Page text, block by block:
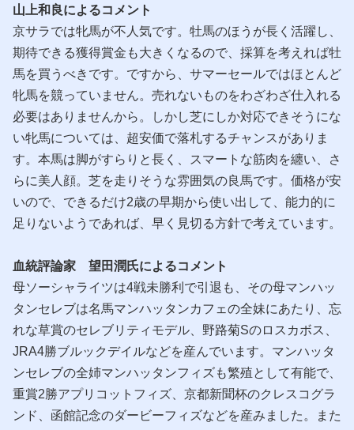
山上和良によるコメント
京サラでは牝馬が不人気です。牡馬のほうが長く活躍し、
期待できる獲得賞金も大きくなるので、採算を考えれば牡
馬を買うべきです。ですから、サマーセールではほとんど
牝馬を競っていません。売れないものをわざわざ仕入れる
必要はありませんから。しかし芝にしか対応できそうにな
い牝馬については、超安価で落札するチャンスがありま
す。本馬は脚がすらりと長く、スマートな筋肉を纏い、さ
らに美人顔。芝を走りそうな雰囲気の良馬です。価格が安
いので、できるだけ2歳の早期から使い出して、能力的に
足りないようであれば、早く見切る方針で考えています。
血統評論家 望田潤氏によるコメント
母ソーシャライツは4戦未勝利で引退も、その母マンハッ
タンセレブは名馬マンハッタンカフェの全妹にあたり、忘
れな草賞のセレブリティモデル、野路菊Sのロスカボス、
JRA4勝ブルックデイルなどを産んでいます。マンハッタ
ンセレブの全姉マンハッタンフィズも繁殖として有能で、
重賞2勝アプリコットフィズ、京都新聞杯のクレスコグラ
ンド、函館記念のダービーフィズなどを産みました。また